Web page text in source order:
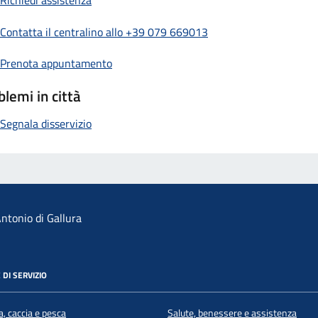
Contatta il centralino allo +39 079 669013
Prenota appuntamento
in città
Segnala disservizio
di Gallura
DI SERVIZIO
caccia e pesca Salute, benessere e assistenza